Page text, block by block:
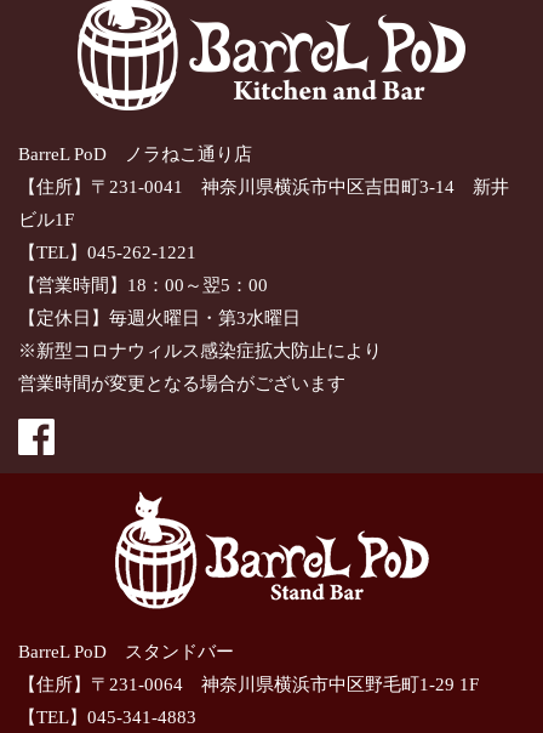
BarreL PoD ノラねこ通り店
【住所】〒231-0041 神奈川県横浜市中区吉田町3-14 新井
ビル1F
【TEL】045-262-1221
【営業時間】18：00～翌5：00
【定休日】毎週火曜日・第3水曜日
※新型コロナウィルス感染症拡大防止により
営業時間が変更となる場合がございます
BarreL PoD スタンドバー
【住所】〒231-0064 神奈川県横浜市中区野毛町1-29 1F
【TEL】045-341-4883